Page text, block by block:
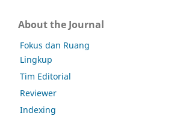
About the Journal
Fokus dan Ruang
Lingkup
Tim Editorial
Reviewer
Indexing